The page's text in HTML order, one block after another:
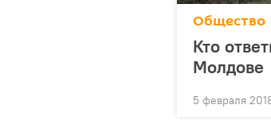
Общество
Кто
Молдове
5 февраля